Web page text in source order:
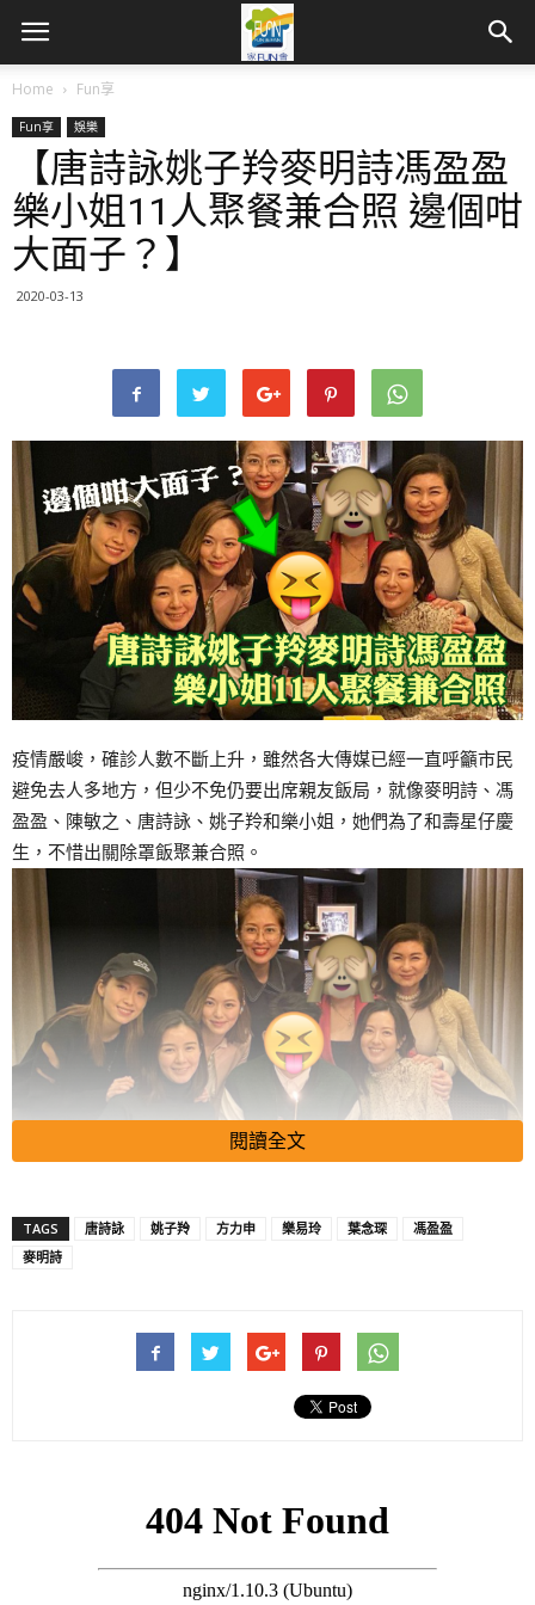
Home Fun享
Fun享 娛樂
【唐詩詠姚子羚麥明詩馮盈盈
樂小姐11人聚餐兼合照 邊個咁
大面子？】
2020-03-13
疫情嚴峻，確診人數不斷上升，雖然各大傳媒已經一直呼籲市民
避免去人多地方，但少不免仍要出席親友飯局，就像麥明詩、馮
盈盈、陳敏之、唐詩詠、姚子羚和樂小姐，她們為了和壽星仔慶
生，不惜出關除罩飯聚兼合照。
閱讀全文
TAGS 唐詩詠 姚子羚 方力申 樂易玲 葉念琛
馮盈盈
麥明詩